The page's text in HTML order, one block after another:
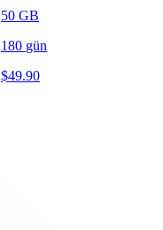
50 GB
180 gün
$49.90